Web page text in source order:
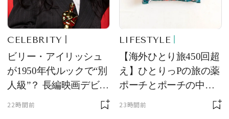
CELEBRITY
ビリー・アイリッシュ
が1950年代ルックで“別
人級”？ 長編映画デビュ
ー作の現場写真に反響
22時間前
LIFESTYLE
【海外ひとり旅450回超
え】ひとりっPの旅の薬
ポーチとポーチの中身
を初公開！ 本当に使え
23時間前